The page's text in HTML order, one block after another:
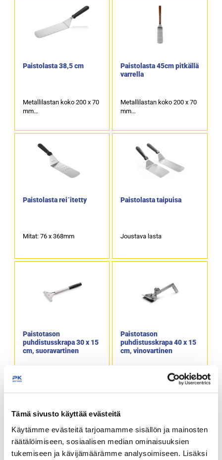
Tämä sivusto käyttää evästeitä
Käytämme evästeitä tarjoamamme sisällön ja mainosten
räätälöimiseen, sosiaalisen median ominaisuuksien
tukemiseen ja kävijämäärämme analysoimiseen. Lisäksi
Paistolasta 38,5 cm
Metallilastan koko 200 x 70
mm
Käsikahva muovia.
Tuotekoodi: 5335.
Paistolasta 45cm pitkällä
varrella
Metallilastan koko 200 x 70
mm
Tuotekoodi: 5397.
Paistolasta rei´itetty
Mitat: 76 x 368mm
Paistolasta taipuisa
Joustava lasta
Paistotason
puhdistusskrapa 30 x 15
cm, suoravartinen
Paistotason
puhdistusskrapa 40 x 15
cm, vinovartinen
Terän leveys 150 mm.
vaihtoteriä.